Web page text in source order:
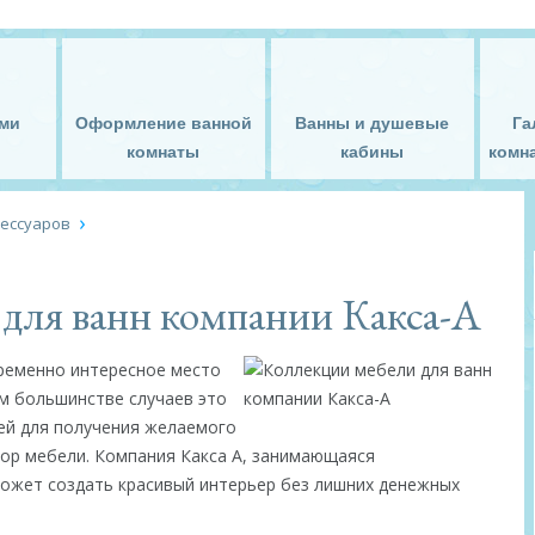
Оформление ванной
комнаты
Ванны и душевые
кабины
ванн компании Какса-А
интересное место
большинстве случаев это
для получения желаемого
мебели. Компания Какса А, занимающаяся
создать красивый интерьер без лишних денежных